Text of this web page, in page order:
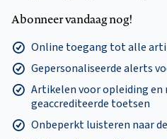
Abonneer vandaag nog!
Online toegang tot alle
Gepersonaliseerde alerts
Artikelen voor opleiding
geaccrediteerde toetsen
Onbeperkt luisteren naar